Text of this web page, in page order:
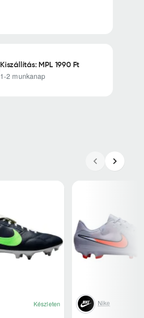
Kiszállítás: MPL 1990 Ft
1-2 munkanap
Készleten Nike